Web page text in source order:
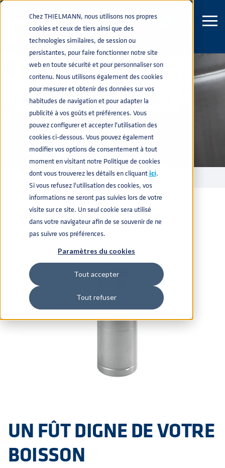
Chez THIELMANN, nous utilisons nos propres
cookies et ceux de tiers ainsi que des
technologies similaires, de session ou
persistantes, pour faire fonctionner notre site
web en toute sécurité et pour personnaliser son
contenu. Nous utilisons également des cookies
pour mesurer et obtenir des données sur vos
habitudes de navigation et pour adapter la
publicité à vos goûts et préférences. Vous
pouvez configurer et accepter l'utilisation des
cookies ci-dessous. Vous pouvez également
modifier vos options de consentement à tout
moment en visitant notre Politique de cookies
dont vous trouverez les détails en cliquanticí.
Si vous refusez l'utilisation des cookies, vos
informations ne seront pas suivies lors de votre
visite sur ce site. Un seul cookie sera utilisé
dans votre navigateur afin de se souvenir de ne
pas suivre vos préférences.
Paramètres du cookies
Tout accepter
Tout refuser
FÛTS SLIM INOX POUR
VOLUMES DE 5 À 30 L
FÛTS ACIER INOXYDABLEnavigate_next FÛT FIN
UN FÛT DIGNE DE VOTRE
BOISSON